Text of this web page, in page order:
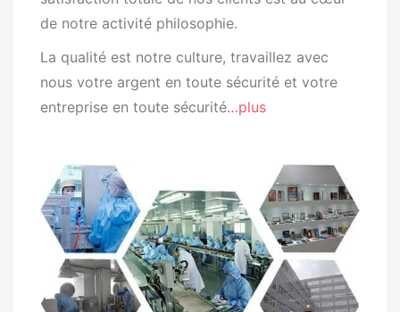
de notre activité philosophie.
La qualité est notre culture, travaillez avec
nous votre argent en toute sécurité et votre
entreprise en toute sécurité…plus